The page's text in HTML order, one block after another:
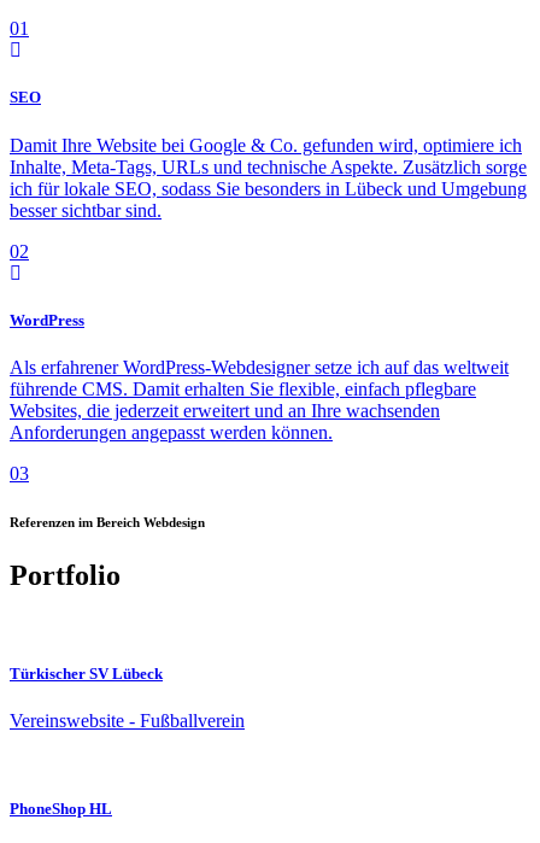
01
SEO
Damit Ihre Website bei Google & Co. gefunden wird, optimiere ich
Inhalte, Meta-Tags, URLs und technische Aspekte. Zusätzlich sorge
ich für lokale SEO, sodass Sie besonders in Lübeck und Umgebung
besser sichtbar sind.
02
WordPress
Als erfahrener WordPress-Webdesigner setze ich auf das weltweit
führende CMS. Damit erhalten Sie flexible, einfach pflegbare
Websites, die jederzeit erweitert und an Ihre wachsenden
Anforderungen angepasst werden können.
03
Referenzen im Bereich Webdesign
Portfolio
Türkischer SV Lübeck
Vereinswebsite - Fußballverein
PhoneShop HL